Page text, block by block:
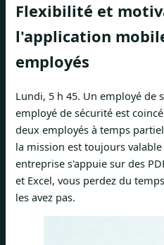
Flexibilité et
l'application
employés
Lundi, 5 h 45. Un employé de
employé de sécurité est
deux employés à temps
la mission est toujours
entreprise s'appuie sur des
et Excel, vous perdez du
les avez pas.